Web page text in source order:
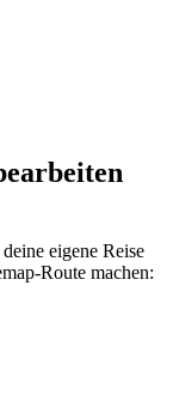
eigene Reise
Route machen: